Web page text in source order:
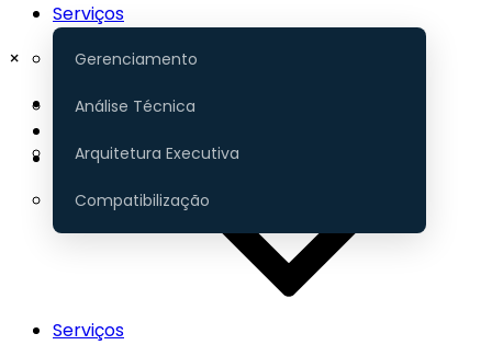
Serviços
Gerenciamento
Análise Técnica
Arquitetura Executiva
Compatibilização
×
Início
Contato
Serviços